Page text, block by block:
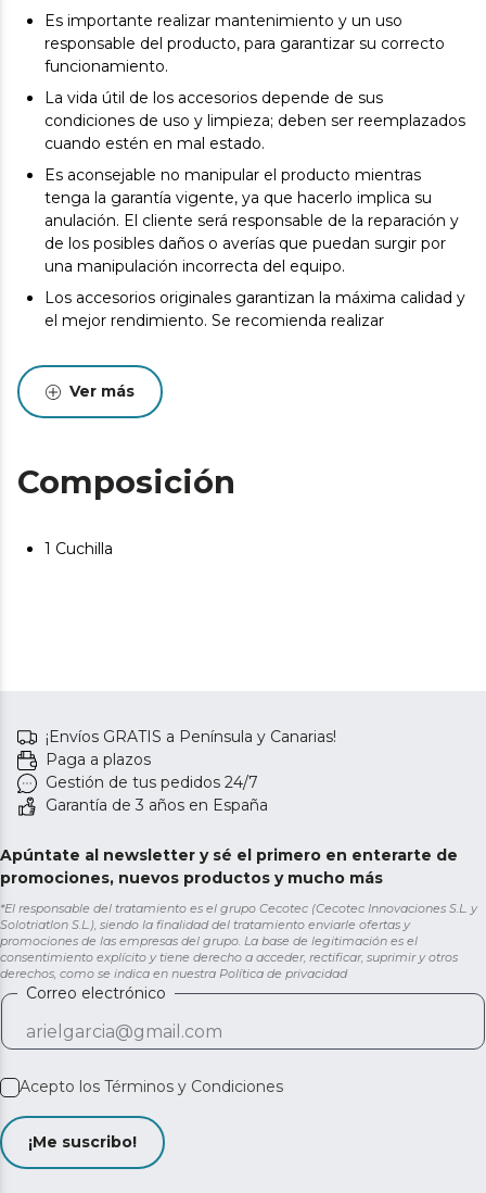
Es importante realizar mantenimiento y un uso
responsable del producto, para garantizar su correcto
funcionamiento.
La vida útil de los accesorios depende de sus
condiciones de uso y limpieza; deben ser reemplazados
cuando estén en mal estado.
Es aconsejable no manipular el producto mientras
tenga la garantía vigente, ya que hacerlo implica su
anulación. El cliente será responsable de la reparación y
de los posibles daños o averías que puedan surgir por
una manipulación incorrecta del equipo.
Los accesorios originales garantizan la máxima calidad y
el mejor rendimiento. Se recomienda realizar
Ver más
Composición
1 Cuchilla
¡Envíos GRATIS a Península y Canarias!
Paga a plazos
Gestión de tus pedidos 24/7
Garantía de 3 años en España
Apúntate al newsletter y sé el primero en enterarte de
promociones, nuevos productos y mucho más
*El responsable del tratamiento es el grupo Cecotec (Cecotec Innovaciones S.L. y
Solotriatlon S.L.), siendo la finalidad del tratamiento enviarle ofertas y
promociones de las empresas del grupo. La base de legitimación es el
consentimiento explícito y tiene derecho a acceder, rectificar, suprimir y otros
derechos, como se indica en nuestra Política de privacidad
Correo electrónico
Acepto los Términos y Condiciones
¡Me suscribo!